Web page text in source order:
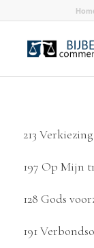
213
197 Op Mijn
128 Gods
191